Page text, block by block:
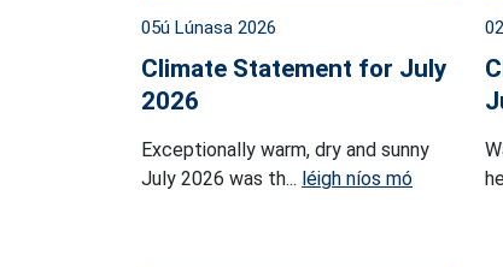
05ú Lúnasa 2026
Climate Statement for July
2026
Exceptionally warm, dry and sunny
July 2026 was th... léigh níos mó